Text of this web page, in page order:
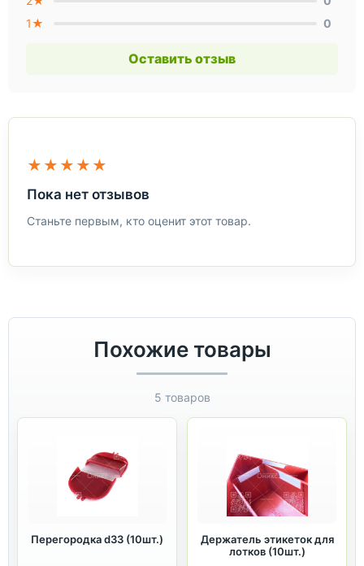
1★
0
Оставить отзыв
★★★★★
Пока нет отзывов
Станьте первым, кто оценит этот товар.
Похожие товары
5 товаров
Перегородка d33 (10шт.)
Держатель этикеток для
лотков (10шт.)